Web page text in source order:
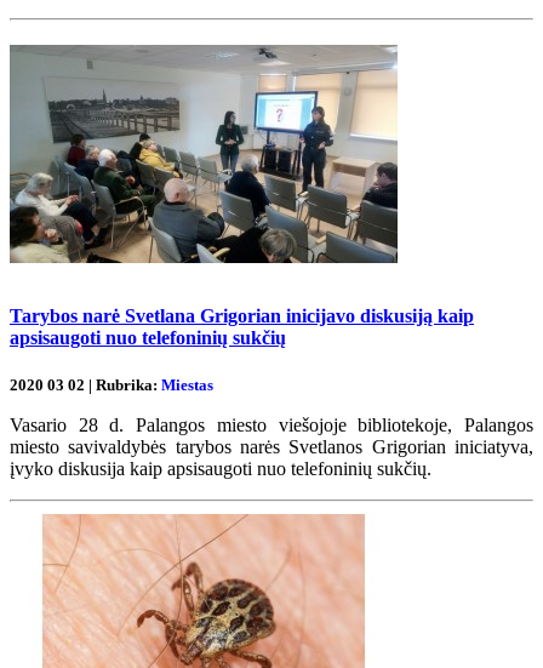
Tarybos narė Svetlana Grigorian inicijavo diskusiją kaip
apsisaugoti nuo telefoninių sukčių
2020 03 02 | Rubrika: Miestas
Vasario 28 d. Palangos miesto viešojoje bibliotekoje, Palangos
miesto savivaldybės tarybos narės Svetlanos Grigorian iniciatyva,
įvyko diskusija kaip apsisaugoti nuo telefoninių sukčių.